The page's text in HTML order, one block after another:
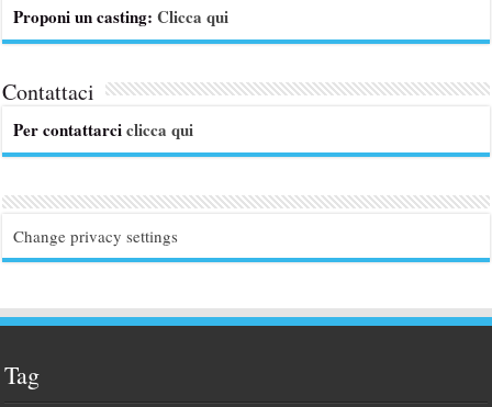
Proponi un casting:Clicca qui
Contattaci
Per contattarciclicca qui
Change privacy settings
Tag